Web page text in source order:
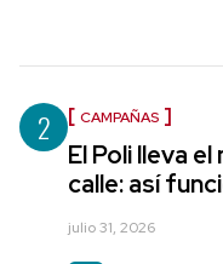
2 CAMPAÑAS
El Poli lleva
calle: así
julio 31, 2026